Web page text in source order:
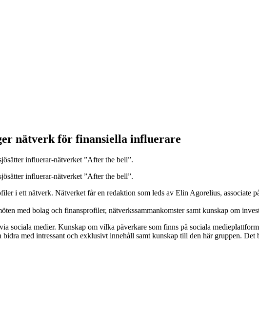
nätverk för finansiella influerare
influerar-nätverket ”After the bell”.
influerar-nätverket ”After the bell”.
i ett nätverk. Nätverket får en redaktion som leds av Elin Agorelius, associate
med bolag och finansprofiler, nätverkssammankomster samt kunskap om
sociala medier. Kunskap om vilka påverkare som finns på sociala
med intressant och exklusivt innehåll samt kunskap till den här gruppen.